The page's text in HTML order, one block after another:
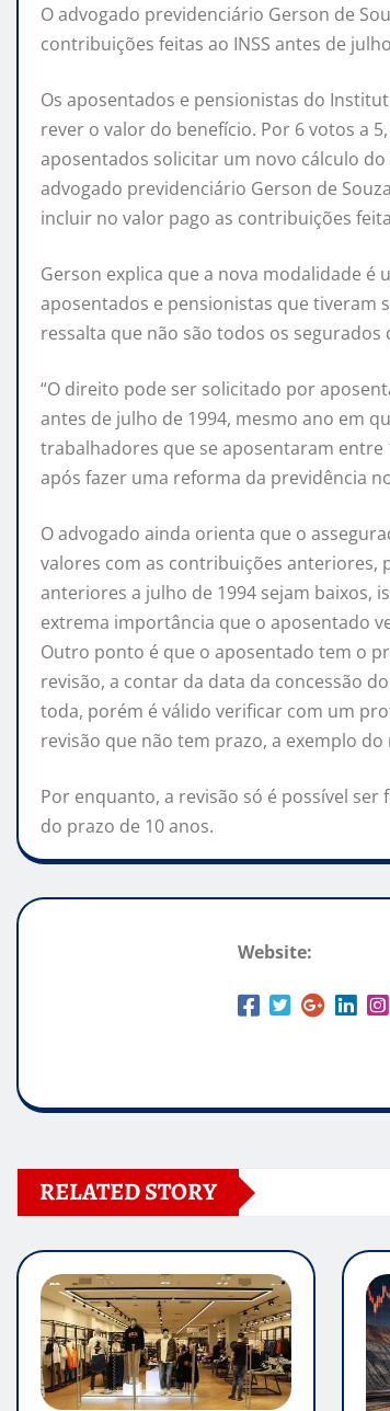
O advogado previdenciário Gerson de
contribuições feitas ao INSS antes de
Os aposentados e pensionistas do
rever o valor do benefício. Por 6 votos a
aposentados solicitar um novo cálculo
advogado previdenciário Gerson de
incluir no valor pago as contribuições
Gerson explica que a nova modalidade
aposentados e pensionistas que tiveram
ressalta que não são todos os
“O direito pode ser solicitado por
antes de julho de 1994, mesmo ano em
trabalhadores que se aposentaram entre
após fazer uma reforma da previdência
O advogado ainda orienta que o
valores com as contribuições anteriores,
anteriores a julho de 1994 sejam baixos,
extrema importância que o aposentado
Outro ponto é que o aposentado tem o
revisão, a contar da data da concessão
toda, porém é válido verificar com um
revisão que não tem prazo, a exemplo do
Por enquanto, a revisão só é possível
do prazo de 10 anos.
Website:
RELATED STORY